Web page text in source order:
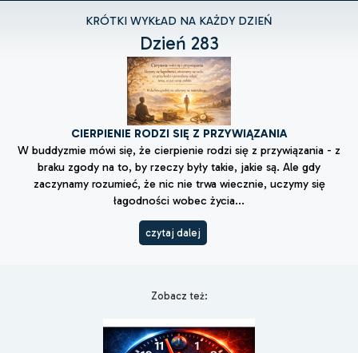
KRÓTKI WYKŁAD NA KAŻDY DZIEŃ
Dzień 283
CIERPIENIE RODZI SIĘ Z PRZYWIĄZANIA
W buddyzmie mówi się, że cierpienie rodzi się z przywiązania - z
braku zgody na to, by rzeczy były takie, jakie są. Ale gdy
zaczynamy rozumieć, że nic nie trwa wiecznie, uczymy się
łagodności wobec życia...
czytaj dalej
Zobacz też: